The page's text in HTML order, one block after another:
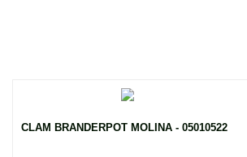
CLAM BRANDERPOT MOLINA - 05010522